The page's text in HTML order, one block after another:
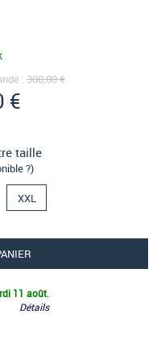
: 300,00 €
€
taille
?)
XXL
11 août
Détails